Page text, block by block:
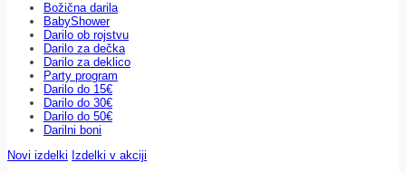
Božična darila
BabyShower
Darilo ob rojstvu
Darilo za dečka
Darilo za deklico
Party program
Darilo do 15€
Darilo do 30€
Darilo do 50€
Darilni boni
Novi izdelki Izdelki v akciji